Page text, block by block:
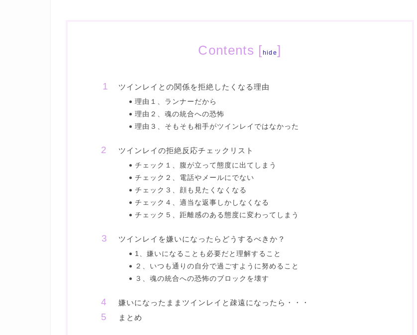
Contents [ hide]
ツインレイとの関係を拒絶したくなる理由
理由１、ランナーだから
理由２、魂の統合への恐怖
理由３、そもそも相手がツインレイではなかった
ツインレイの拒絶反応チェックリスト
チェック１、腹が立って態度に出てしまう
チェック２、電話やメールにでない
チェック３、顔も見たくなくなる
チェック４、適当な返事しかしなくなる
チェック５、距離感のある態度に変わってしまう
ツインレイを嫌いになったらどうするべきか？
1、嫌いになることも必要だと理解すること
２、いつも通りの自分で過ごすように努めること
３、魂の統合への恐怖のブロックを壊す
嫌いになったままツインレイと疎遠になったら・・・
まとめ